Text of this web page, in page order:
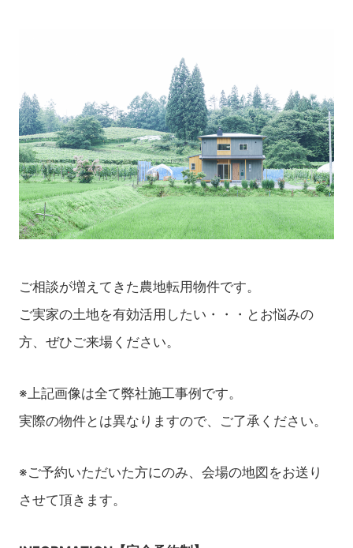
ご相談が増えてきた農地転用物件です。
ご実家の土地を有効活用したい・・・とお悩みの
方、ぜひご来場ください。
※上記画像は全て弊社施工事例です。
実際の物件とは異なりますので、ご了承ください。
※ご予約いただいた方にのみ、会場の地図をお送り
させて頂きます。